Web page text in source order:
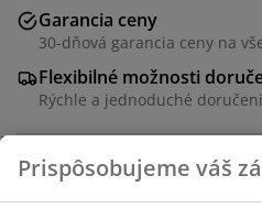
Garancia ceny
30-dňová garancia ceny na
Flexibilné možnosti
Rýchle a jednoduché
Prispôsobujeme váš